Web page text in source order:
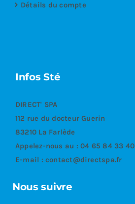
Détails du compte
Infos Sté
DIRECT' SPA
112 rue du docteur Guerin
83210 La Farlède
Appelez-nous au :04 65 84 33 40
E-mail :contact@directspa.fr
Nous suivre